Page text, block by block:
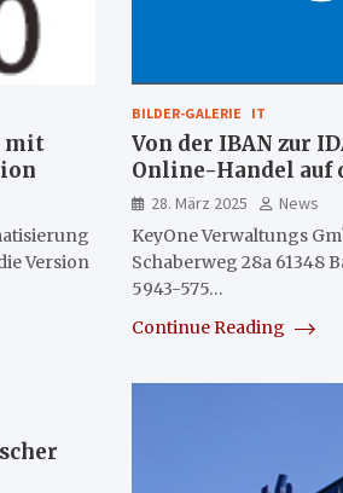
mit
Version
BILDER-GALERIE IT
Von der IBAN zur
Online-Handel auf
28. März 2025
News
KeyOne Verwaltungs
Schaberweg 28a 61348
5943-575…
Continue Reading